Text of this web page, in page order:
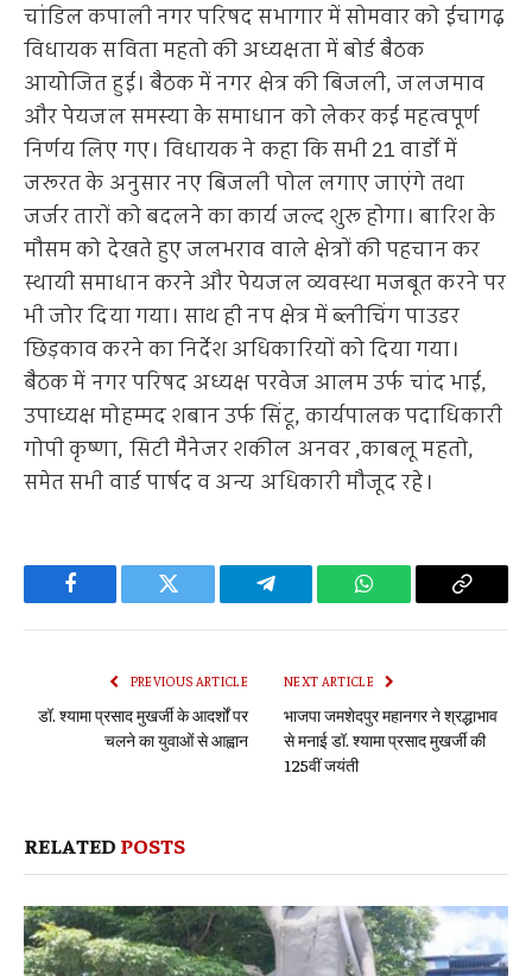
चांडिल कपाली नगर परिषद सभागार में सोमवार को ईचागढ़
विधायक सविता महतो की अध्यक्षता में बोर्ड बैठक
आयोजित हुई। बैठक में नगर क्षेत्र की बिजली, जलजमाव
और पेयजल समस्या के समाधान को लेकर कई महत्वपूर्ण
निर्णय लिए गए। विधायक ने कहा कि सभी 21 वार्डों में
जरूरत के अनुसार नए बिजली पोल लगाए जाएंगे तथा
जर्जर तारों को बदलने का कार्य जल्द शुरू होगा। बारिश के
मौसम को देखते हुए जलभराव वाले क्षेत्रों की पहचान कर
स्थायी समाधान करने और पेयजल व्यवस्था मजबूत करने पर
भी जोर दिया गया। साथ ही नप क्षेत्र में ब्लीचिंग पाउडर
छिड़काव करने का निर्देश अधिकारियों को दिया गया।
बैठक में नगर परिषद अध्यक्ष परवेज आलम उर्फ चांद भाई,
उपाध्यक्ष मोहम्मद शबान उर्फ सिंटू, कार्यपालक पदाधिकारी
गोपी कृष्णा, सिटी मैनेजर शकील अनवर ,काबलू महतो,
समेत सभी वार्ड पार्षद व अन्य अधिकारी मौजूद रहे।
Facebook Twitter Telegram WhatsApp Copy
PREVIOUS ARTICLE
डॉ. श्यामा प्रसाद मुखर्जी के आदर्शों पर
चलने का युवाओं से आह्वान
NEXT ARTICLE
भाजपा जमशेदपुर महानगर ने श्रद्धाभाव
से मनाई डॉ. श्यामा प्रसाद मुखर्जी की
125वीं जयंती
RELATED POSTS